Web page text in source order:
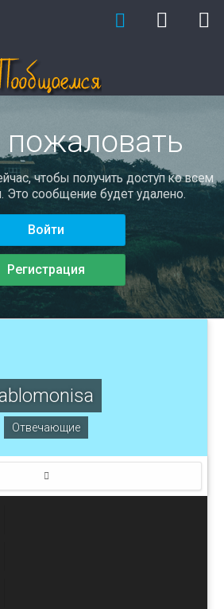
чтобы получить доступ ко всем
Это сообщение будет удалено.
Войти
Регистрация
Отвечающие